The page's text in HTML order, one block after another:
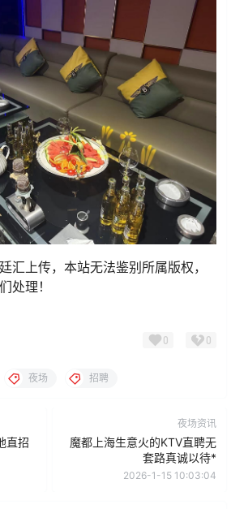
汇上传，本站无法鉴别所属版权，
处理！
0 0
夜场 招聘
直招
夜场资讯
魔都上海生意火的KTV直聘无
套路真诚以待*
2026-1-15 10:03:04